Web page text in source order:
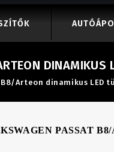
DINAMIKUS
Arteon dinamikus LED
PASSAT